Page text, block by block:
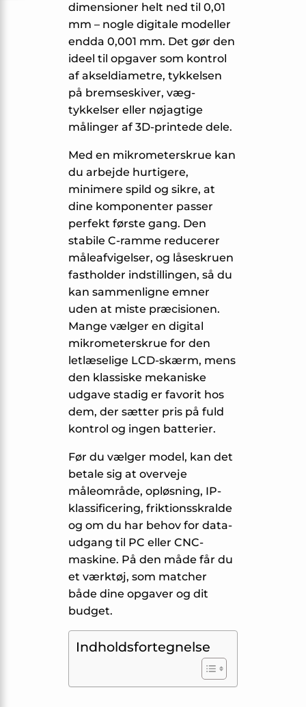
dimensioner helt ned til 0,01
mm – nogle digitale modeller
endda 0,001 mm. Det gør den
ideel til opgaver som kontrol
af aksel­diametre, tykkelsen
på bremseskiver, væg­
tykkelser eller nøjagtige
målinger af 3D-printede dele.
Med en mikrometerskrue kan
du arbejde hurtigere,
minimere spild og sikre, at
dine komponenter passer
perfekt første gang. Den
stabile C-ramme reducerer
måleafvigelser, og låseskruen
fastholder indstillingen, så du
kan sammenligne emner
uden at miste præcisionen.
Mange vælger en digital
mikrometerskrue for den
letlæselige LCD-skærm, mens
den klassiske mekaniske
udgave stadig er favorit hos
dem, der sætter pris på fuld
kontrol og ingen batterier.
Før du vælger model, kan det
betale sig at overveje
måleområde, opløsning, IP-
klassificering, friktionsskralde
og om du har behov for data-
udgang til PC eller CNC-
maskine. På den måde får du
et værktøj, som matcher
både dine opgaver og dit
budget.
Indholdsfortegnelse